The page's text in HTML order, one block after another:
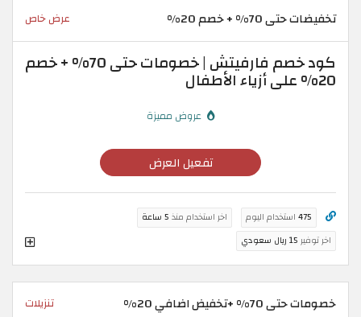
تخفيضات حتى 70% + خصم 20% عرض خاص
كود خصم فارفيتش | خصومات حتى 70% + خصم
20% على أزياء الأطفال
عروض مميزة
تفعيل العرض
475 استخدام اليوم اخر استخدام منذ 5 ساعة
اخر توفير 15 ريال سعودي
خصومات حتى 70% +تخفيض اضافي 20% تنزيلات